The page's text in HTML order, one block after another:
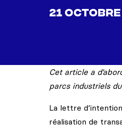
21
Cet article a
parcs industriels
La lettre
réalisation de